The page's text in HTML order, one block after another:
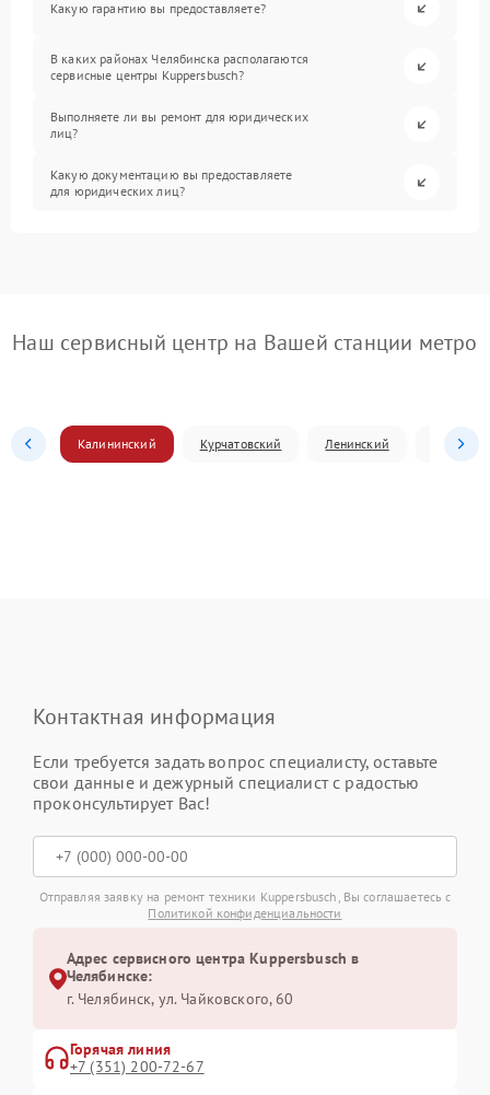
Какую гарантию вы предоставляете?
В каких районах Челябинска располагаются
сервисные центры Kuppersbusch?
Выполняете ли вы ремонт для юридических
лиц?
Какую документацию вы предоставляете
для юридических лиц?
Наш сервисный центр на Вашей станции метро
Калининский Курчатовский Ленинский
Контактная информация
Если требуется задать вопрос специалисту, оставьте
свои данные и дежурный специалист с радостью
проконсультирует Вас!
Отправляя заявку на ремонт техники Kuppersbusch, Вы соглашаетесь с
Политикой конфиденциальности
Адрес сервисного центра Kuppersbusch в
Челябинске:
г. Челябинск, ул. Чайковского, 60
Горячая линия
+7 (351) 200-72-67